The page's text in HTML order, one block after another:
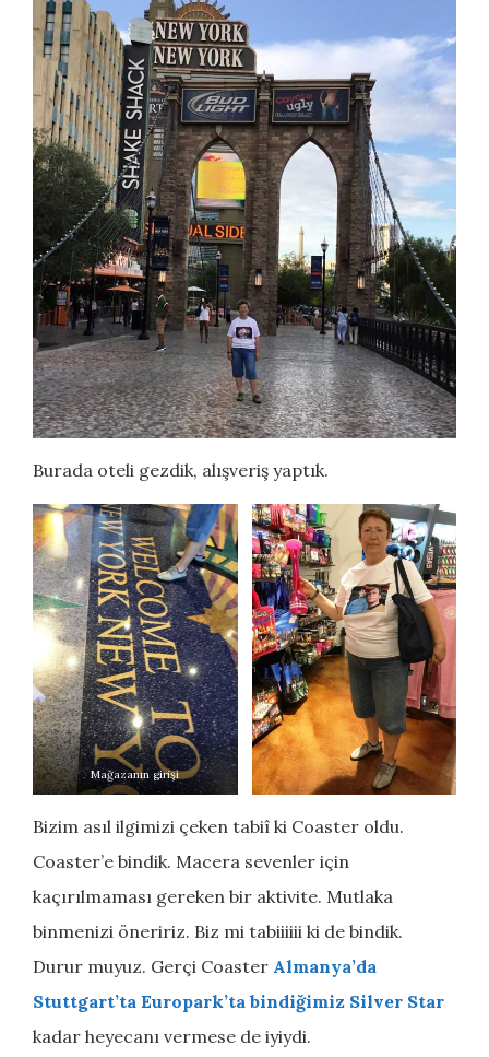
Burada oteli gezdik, alışveriş yaptık.
Mağazanın girişi
Bizim asıl ilgimizi çeken tabiî ki Coaster oldu.
Coaster’e bindik. Macera sevenler için
kaçırılmaması gereken bir aktivite. Mutlaka
binmenizi öneririz. Biz mi tabiiiiii ki de bindik.
Durur muyuz. Gerçi Coaster Almanya’da
Stuttgart’ta Europark’ta bindiğimiz Silver Star
kadar heyecanı vermese de iyiydi.